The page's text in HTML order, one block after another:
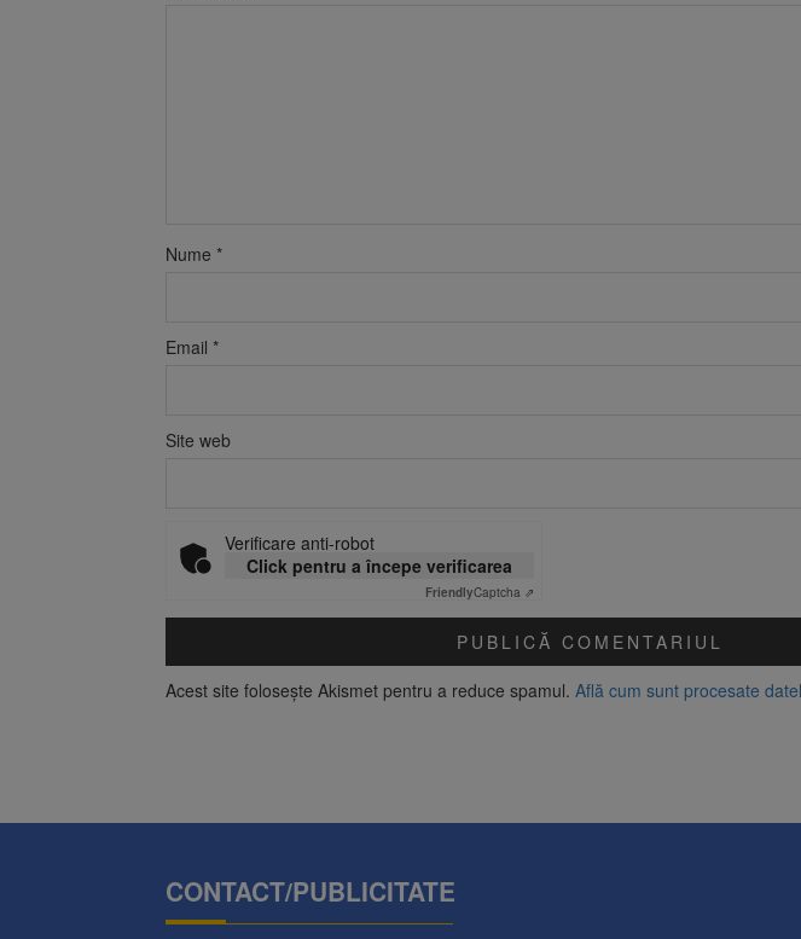
Nume *
Email *
Site web
Verificare anti-robot
Click pentru a începe verificarea
FriendlyCaptcha ⇗
Acest site folosește Akismet pentru a reduce spamul. Află cum sunt procesate
CONTACT/PUBLICITATE